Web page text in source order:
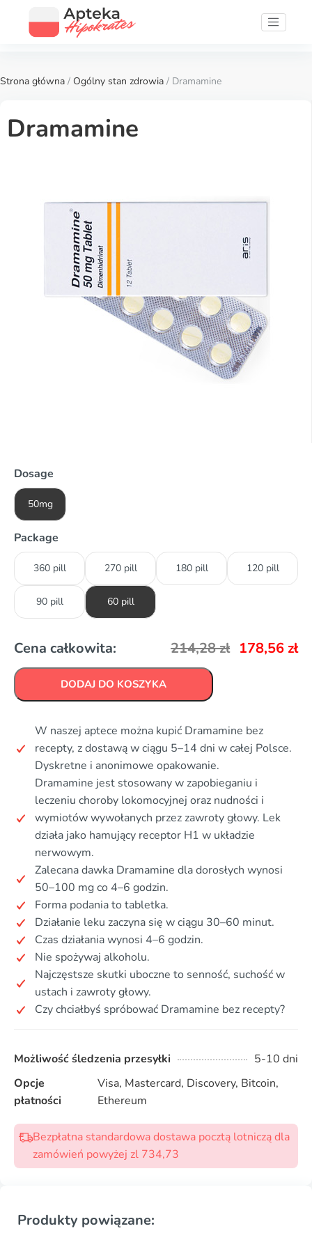
Strona główna / Ogólny stan zdrowia / Dramamine
Dramamine
Dosage
50mg
Package
360 pill 270 pill 180 pill 120 pill
90 pill 60 pill
Cena całkowita: 214,28zł 178,56 zł
DODAJ DO KOSZYKA
W naszej aptece można kupić Dramamine bez
recepty, z dostawą w ciągu 5–14 dni w całej Polsce.
Dyskretne i anonimowe opakowanie.
Dramamine jest stosowany w zapobieganiu i
leczeniu choroby lokomocyjnej oraz nudności i
wymiotów wywołanych przez zawroty głowy. Lek
działa jako hamujący receptor H1 w układzie
nerwowym.
Zalecana dawka Dramamine dla dorosłych wynosi
50–100 mg co 4–6 godzin.
Forma podania to tabletka.
Działanie leku zaczyna się w ciągu 30–60 minut.
Czas działania wynosi 4–6 godzin.
Nie spożywaj alkoholu.
Najczęstsze skutki uboczne to senność, suchość w
ustach i zawroty głowy.
Czy chciałbyś spróbować Dramamine bez recepty?
Możliwość śledzenia przesyłki
5-10 dni
Opcje
płatności
Visa, Mastercard, Discovery, Bitcoin,
Ethereum
Bezpłatna standardowa dostawa pocztą lotniczą dla
zamówień powyżej zl 734,73
Produkty powiązane: